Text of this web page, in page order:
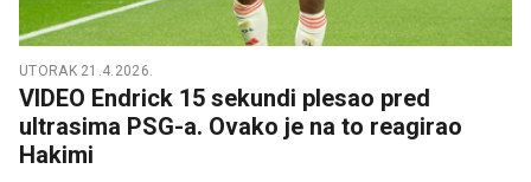
UTORAK 21.4.2026.
VIDEO Endrick 15 sekundi plesao pred
ultrasima PSG-a. Ovako je na to reagirao
Hakimi